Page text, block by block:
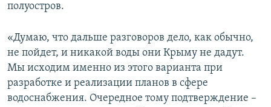
полуостров.
«Думаю, что дальше разговоров дело, как обычно,
не пойдет, и никакой воды они Крыму не дадут.
Мы исходим именно из этого варианта при
разработке и реализации планов в сфере
водоснабжения. Очередное тому подтверждение –